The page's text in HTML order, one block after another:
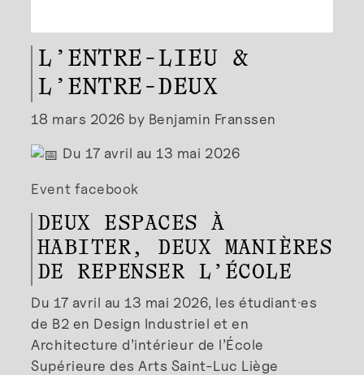
L’ENTRE-LIEU &
L’ENTRE-DEUX
18 mars 2026 by Benjamin Franssen
Du 17 avril au 13 mai 2026
Event facebook
DEUX ESPACES À
HABITER, DEUX MANIÈRES
DE REPENSER L’ÉCOLE
Du 17 avril au 13 mai 2026, les étudiant·es
de B2 en Design Industriel et en
Architecture d’intérieur de l’École
Supérieure des Arts Saint-Luc Liège